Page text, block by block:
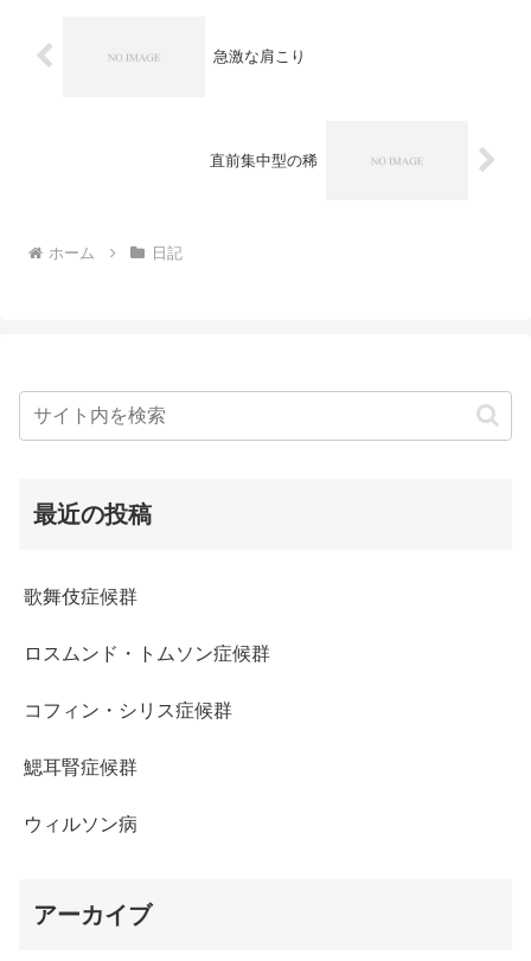
急激な肩こり
直前集中型の稀
ホーム 日記
最近の投稿
歌舞伎症候群
ロスムンド・トムソン症候群
コフィン・シリス症候群
鰓耳腎症候群
ウィルソン病
アーカイブ